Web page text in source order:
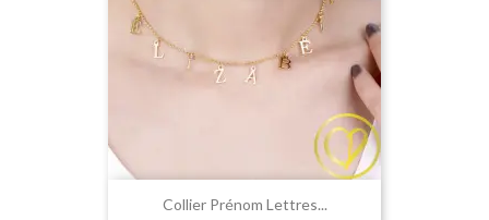
Collier Prénom Lettres...